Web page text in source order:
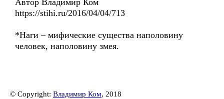
Автор Владимир Ком
https://stihi.ru/2016/04/04/713
*Наги – мифические существа наполовину
человек, наполовину змея.
© Copyright: Владимир Ком, 2018